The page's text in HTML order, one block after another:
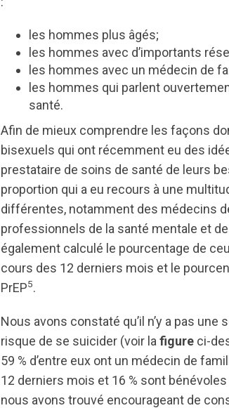
les hommes plus âgés;
les hommes avec d’importants
les hommes avec un médecin de
les hommes qui parlent
santé.
Afin de mieux comprendre les façons
bisexuels qui ont récemment eu des
prestataire de soins de santé de leurs
proportion qui a eu recours à une
différentes, notamment des médecins
professionnels de la santé mentale et
également calculé le pourcentage de
cours des 12 derniers mois et le
PrEP5.
Nous avons constaté qu’il n’y a pas
risque de se suicider (voir la figure ci-
59 % d’entre eux ont un médecin de
12 derniers mois et 16 % sont
nous avons trouvé encourageant de